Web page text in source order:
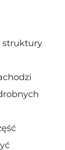
struktury